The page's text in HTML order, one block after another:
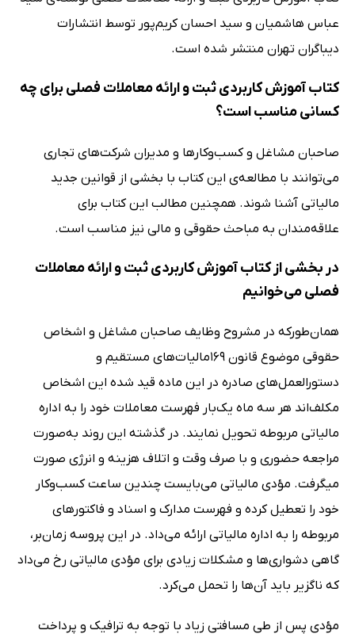
عباس هاشمیان و سید احسان کریم‌پور توسط انتشارات
دیباگران تهران منتشر شده است.
کتاب آموزش کاربردی ثبت و ارائه معاملات فصلی برای چه
کسانی مناسب است؟
صاحبان مشاغل و کسب‌وکارها و مدیران شرکت‌های تجاری
می‌توانند با مطالعه‌ی این کتاب با بخشی از قوانین جدید
مالیاتی آشنا شوند. همچنین مطالب این کتاب برای
علاقه‌مندان به مباحث حقوقی و مالی نیز مناسب است.
در بخشی از کتاب آموزش کاربردی ثبت و ارائه معاملات
فصلی می‌خوانیم
همان‌طورکه در مشروح وظایف صاحبان مشاغل و اشخاص
حقوقی موضوع قانون 169مالیات‌های مستقیم و
دستورالعمل‌های صادره در این ماده قید شده این اشخاص
مکلف‌اند هر سه ماه یک‌بار فهرست معاملات خود را به اداره
مالیاتی مربوطه تحویل نمایند. در گذشته این روند به‌صورت
مراجعه حضوری و با صرف وقت و اتلاف هزینه و انرژی صورت
میگرفت. مؤدی مالیاتی می‌بایست چندین ساعت کسب‌وکار
خود را تعطیل کرده و فهرست مدارک و اسناد و فاکتورهای
مربوطه را به اداره مالیاتی ارائه می‌داد. در این پروسه زمان‌بر،
گاهی دشواری‌ها و مشکلات زیادی برای مؤدی مالیاتی رخ می‌داد
که ناگزیر باید آن‌ها را تحمل می‌کرد.
مؤدی پس از طی مسافتی زیاد با توجه به ترافیک و پرداخت